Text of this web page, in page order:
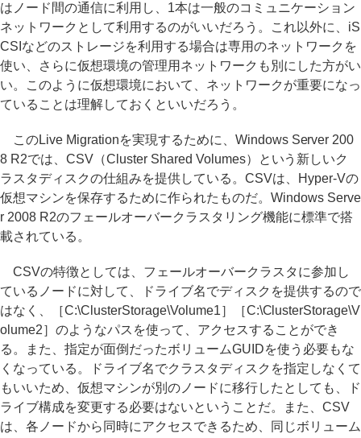
はノード間の通信に利用し、1本は一般のコミュニケーション
ネットワークとして利用するのがいいだろう。これ以外に、iS
CSIなどのストレージを利用する場合は専用のネットワークを
使い、さらに仮想環境の管理用ネットワークも別にした方がい
い。このように仮想環境において、ネットワークが重要になっ
ていることは理解しておくといいだろう。
このLive Migrationを実現するために、Windows Server 200
8 R2では、CSV（Cluster Shared Volumes）という新しいク
ラスタディスクの仕組みを提供している。CSVは、Hyper-Vの
仮想マシンを保存するために作られたものだ。Windows Serve
r 2008 R2のフェールオーバークラスタリング機能に標準で搭
載されている。
CSVの特徴としては、フェールオーバークラスタに参加し
ているノードに対して、ドライブ名でディスクを提供するので
はなく、［C:\ClusterStorage\Volume1］［C:\ClusterStorage\V
olume2］のようなパスを使って、アクセスすることができ
る。また、指定が面倒だったボリュームGUIDを使う必要もな
くなっている。ドライブ名でクラスタディスクを指定しなくて
もいいため、仮想マシンが別のノードに移行したとしても、ド
ライブ構成を変更する必要はないということだ。また、CSV
は、各ノードから同時にアクセスできるため、同じボリューム